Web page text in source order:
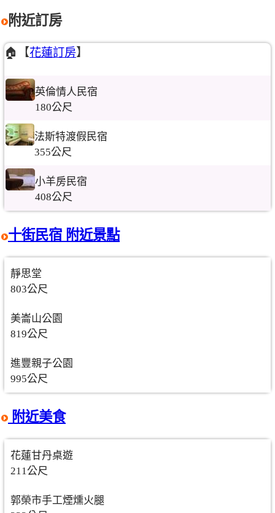
附近訂房
🏠【花蓮訂房】
英倫情人民宿
180公尺
法斯特渡假民宿
355公尺
小羊房民宿
408公尺
十街民宿 附近景點
靜思堂
803公尺
美崙山公園
819公尺
進豐親子公園
995公尺
附近美食
花蓮甘丹桌遊
211公尺
郭榮市手工煙燻火腿